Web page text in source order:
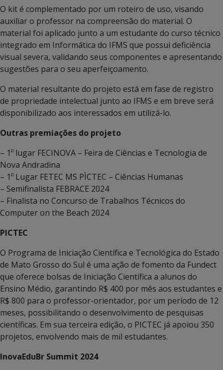
O kit é complementado por um roteiro de uso, visando
auxiliar o professor na compreensão do material. O
material foi aplicado junto a um estudante do curso técnico
integrado em Informática do IFMS que possui deficiência
visual severa, validando seus componentes e apresentando
sugestões para o seu aperfeiçoamento.
O material resultante do projeto está em fase de registro
de propriedade intelectual junto ao IFMS e em breve será
disponibilizado aos interessados em utilizá-lo.
Outras premiações do projeto
– 1º lugar FECINOVA – Feira de Ciências e Tecnologia de
Nova Andradina
– 1º Lugar FETEC MS PÌCTEC – Ciências Humanas
– Semifinalista FEBRACE 2024
– Finalista no Concurso de Trabalhos Técnicos do
Computer on the Beach 2024
PICTEC
O Programa de Iniciação Científica e Tecnológica do Estado
de Mato Grosso do Sul é uma ação de fomento da Fundect
que oferece bolsas de Iniciação Científica a alunos do
Ensino Médio, garantindo R$ 400 por mês aos estudantes e
R$ 800 para o professor-orientador, por um período de 12
meses, possibilitando o desenvolvimento de pesquisas
científicas. Em sua terceira edição, o PICTEC já apoiou 350
projetos, envolvendo mais de mil estudantes.
InovaEduBr Summit 2024